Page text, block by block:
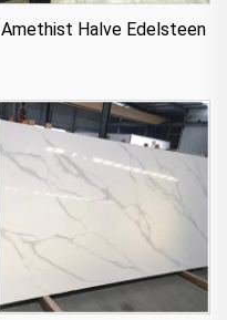
Amethist Halve Edelsteen